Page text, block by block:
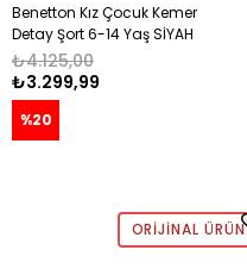
Benetton Kız Çocuk Kemer
Detay Şort 6-14 Yaş SİYAH
₺3.299,99
₺4.125,00
%20
ORIJINAL ÜRÜN